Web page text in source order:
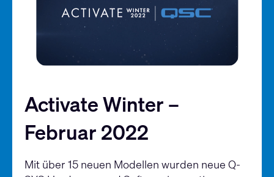
Activate Winter –
Februar 2022
Mit über 15 neuen Modellen wurden neue Q-